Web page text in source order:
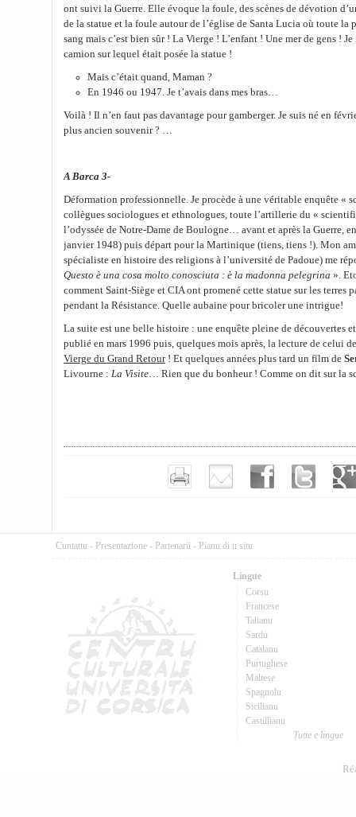
ont suivi la Guerre. Elle évoque la foule, des scènes de dévotion
de la statue et la foule autour de l’église de Santa Lucia où toute
sang mais c’est bien sûr ! La Vierge ! L’enfant ! Une mer de gens !
camion sur lequel était posée la statue !
Mais c’était quand, Maman ?
En 1946 ou 1947. Je t’avais dans mes bras…
Voilà ! Il n’en faut pas davantage pour gamberger. Je suis né en
plus ancien souvenir ? …
A Barca 3-
Déformation professionnelle. Je procède à une véritable enquête «
collègues sociologues et ethnologues, toute l’artillerie du «
l’odyssée de Notre-Dame de Boulogne… avant et après la Guerre,
janvier 1948) puis départ pour la Martinique (tiens, tiens !). Mon
spécialiste en histoire des religions à l’université de Padoue) me
Questo è una cosa molto conosciuta : è la madonna pelegrina ».
comment Saint-Siège et CIA ont promené cette statue sur les terres
pendant la Résistance. Quelle aubaine pour bricoler une intrigue!
La suite est une belle histoire : une enquête pleine de découvertes
publié en mars 1996 puis, quelques mois après, la lecture de celui
Vierge du Grand Retour! Et quelques années plus tard un film de
Livourne : La Visite… Rien que du bonheur ! Comme on dit sur la
Cuntattu - Presentazione - Partenarii - Pianu di u situ
Lingue
Corsu
Francese
Talianu
Sardu
Catalanu
Purtughese
Maltese
Spagnolu
Sicilianu
Castillianu
Tutte e lingue